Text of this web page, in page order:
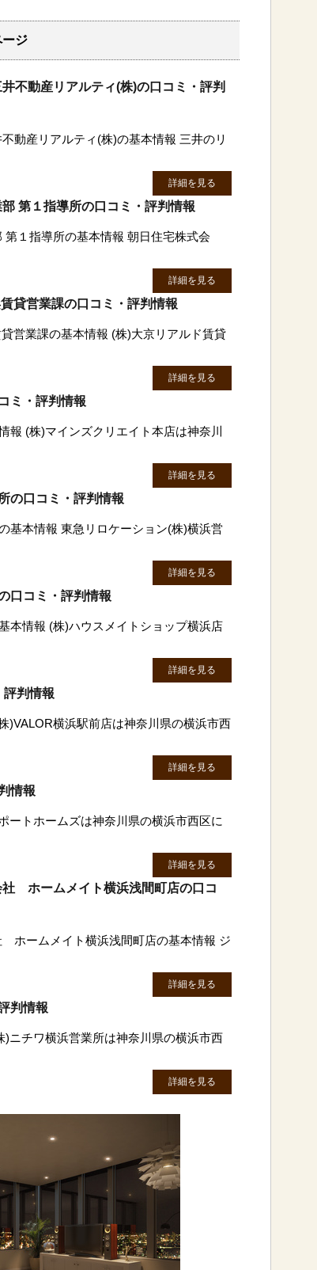
ージ
不動産リアルティ(株)の口コミ・評判
動産リアルティ(株)の基本情報 三井のリ
詳細を見る
第１指導所の口コミ・評判情報
１指導所の基本情報 朝日住宅株式会
詳細を見る
貸営業課の口コミ・評判情報
営業課の基本情報 (株)大京リアルド賃貸
詳細を見る
ミ・評判情報
報 (株)マインズクリエイト本店は神奈川
詳細を見る
の口コミ・評判情報
基本情報 東急リロケーション(株)横浜営
詳細を見る
口コミ・評判情報
本情報 (株)ハウスメイトショップ横浜店
詳細を見る
判情報
)VALOR横浜駅前店は神奈川県の横浜市西
詳細を見る
情報
ートホームズは神奈川県の横浜市西区に
詳細を見る
ホームメイト横浜浅間町店の口コ
ホームメイト横浜浅間町店の基本情報 ジ
詳細を見る
判情報
ニチワ横浜営業所は神奈川県の横浜市西
詳細を見る